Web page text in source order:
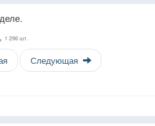
1 296 шт.
Следующая